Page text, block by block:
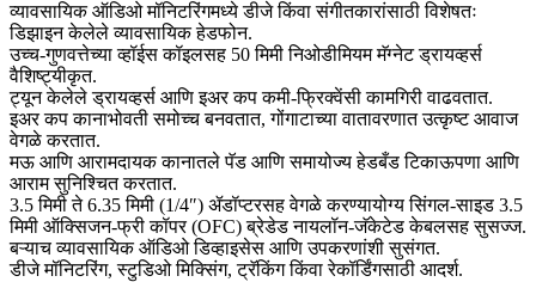
व्यावसायिक ऑडिओ मॉनिटरिंगमध्ये डीजे किंवा संगीतकारांसाठी विशेषतः
डिझाइन केलेले व्यावसायिक हेडफोन.
उच्च-गुणवत्तेच्या व्हॉईस कॉइलसह 50 मिमी निओडीमियम मॅग्नेट ड्रायव्हर्स
वैशिष्ट्यीकृत.
ट्यून केलेले ड्रायव्हर्स आणि इअर कप कमी-फ्रिक्वेंसी कामगिरी वाढवतात.
इअर कप कानाभोवती समोच्च बनवतात, गोंगाटाच्या वातावरणात उत्कृष्ट आवाज
वेगळे करतात.
मऊ आणि आरामदायक कानातले पॅड आणि समायोज्य हेडबँड टिकाऊपणा आणि
आराम सुनिश्चित करतात.
3.5 मिमी ते 6.35 मिमी (1/4″) ॲडॉप्टरसह वेगळे करण्यायोग्य सिंगल-साइड 3.5
मिमी ऑक्सिजन-फ्री कॉपर (OFC) ब्रेडेड नायलॉन-जॅकेटेड केबलसह सुसज्ज.
बऱ्याच व्यावसायिक ऑडिओ डिव्हाइसेस आणि उपकरणांशी सुसंगत.
डीजे मॉनिटरिंग, स्टुडिओ मिक्सिंग, ट्रॅकिंग किंवा रेकॉर्डिंगसाठी आदर्श.